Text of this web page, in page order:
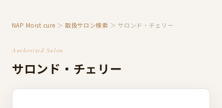
NAP Moist cure ＞取扱サロン検索 ＞ サロンド・チェリー
Authorized Salon
サロンド・チェリー